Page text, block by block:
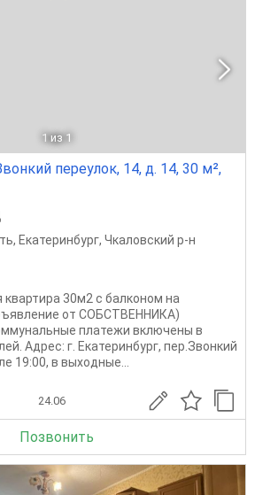
1 из 1
переулок, 14, д. 14, 30 м²,
, Екатеринбург, Чкаловский р-н
30м2 с балконом на
от СОБСТВЕННИКА)
платежи включены в
Адрес: г. Екатеринбург, пер.Звонкий
19:00, в выходные...
24.06
Позвонить